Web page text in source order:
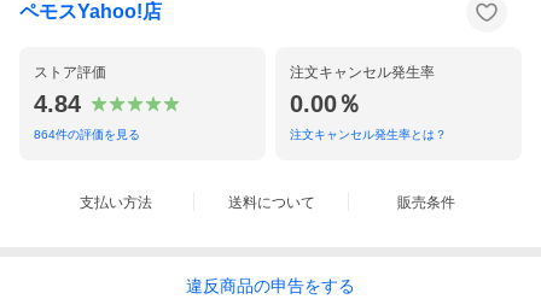
ペモスYahoo!店
ストア評価
4.84
864件の評価を見る
注文キャンセル発生率
0.00％
注文キャンセル発生率とは？
支払い方法 送料について 販売条件
違反商品の申告をする